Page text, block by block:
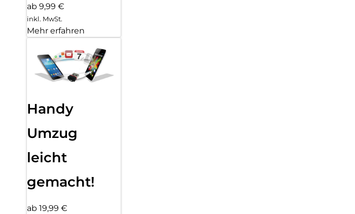
ab 9,99 €
inkl. MwSt.
Mehr erfahren
Handy
Umzug
leicht
gemacht!
ab 19,99 €